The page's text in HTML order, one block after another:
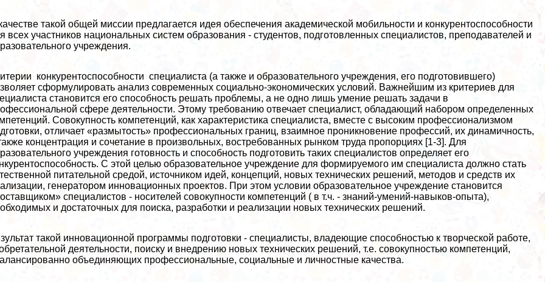
такой общей миссии предлагается идея обеспечения академической мобильности и конкурентоспособности
всех участников национальных систем образования - студентов, подготовленных специалистов, преподавателей и
учреждения.
конкурентоспособности специалиста (а также и образовательного учреждения, его подготовившего)
сформулировать анализ современных социально-экономических условий. Важнейшим из критериев для
становится его способность решать проблемы, а не одно лишь умение решать задачи в
сфере деятельности. Этому требованию отвечает специалист, обладающий набором определенных
Совокупность компетенций, как хаpaктеристика специалиста, вместе с высоким профессионализмом
отличает «размытость» профессиональных границ, взаимное проникновение профессий, их динамичность,
концентрация и сочетание в произвольных, востребованных рынком труда пропорциях [1-3]. Для
учреждения готовность и способность подготовить таких специалистов определяет его
С этой целью образовательное учреждение для формируемого им специалиста должно стать
питательной средой, источником идей, концепций, новых технических решений, методов и средств их
генератором инновационных проектов. При этом условии образовательное учреждение становится
специалистов - носителей совокупности компетенций ( в т.ч. - знаний-умений-навыков-опыта),
и достаточных для поиска, разработки и реализации новых технических решений.
такой инновационной программы подготовки - специалисты, владеющие способностью к творческой работе,
деятельности, поиску и внедрению новых технических решений, т.е. совокупностью компетенций,
объединяющих профессиональные, социальные и личностные качества.